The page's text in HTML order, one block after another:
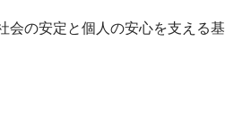
の安定と個人の安心を支える基